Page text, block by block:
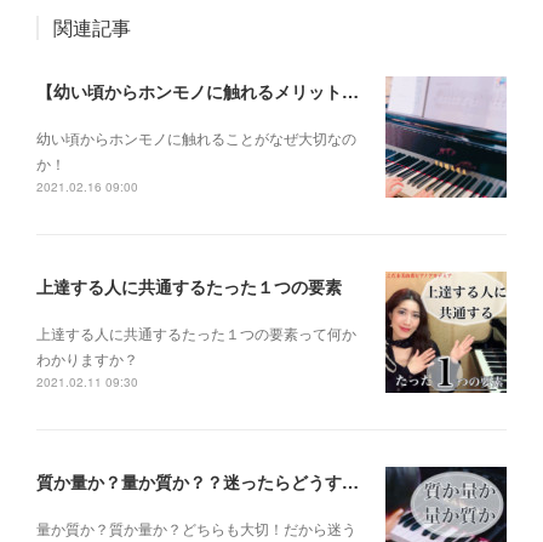
関連記事
【幼い頃からホンモノに触れるメリットとは？】
幼い頃からホンモノに 触れることがなぜ大切なの
か！
2021.02.16 09:00
上達する人に共通するたった１つの要素
上達する人に共通するたった１つの要素って何か
わかりますか？
2021.02.11 09:30
質か量か？量か質か？？迷ったらどうする？？？
量か質か？ 質か量か？ どちらも大切！だから迷う